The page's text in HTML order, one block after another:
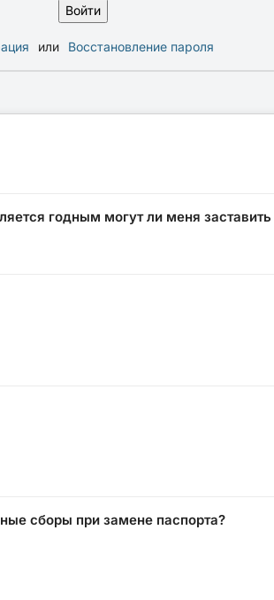
или Восстановление пароля
годным могут ли меня
сборы при замене паспорта?